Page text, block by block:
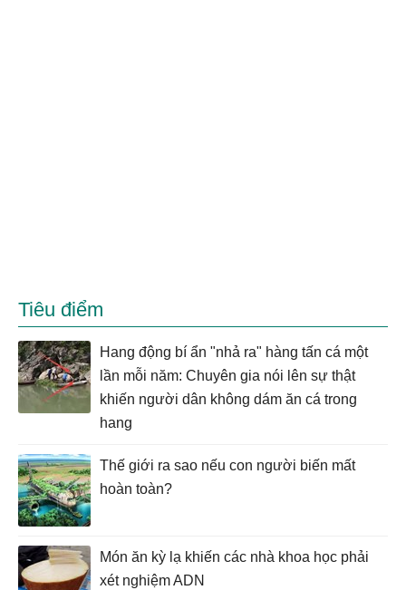
Tiêu điểm
Hang động bí ẩn "nhả ra" hàng tấn cá một
lần mỗi năm: Chuyên gia nói lên sự thật
khiến người dân không dám ăn cá trong
hang
Thế giới ra sao nếu con người biến mất
hoàn toàn?
Món ăn kỳ lạ khiến các nhà khoa học phải
xét nghiệm ADN